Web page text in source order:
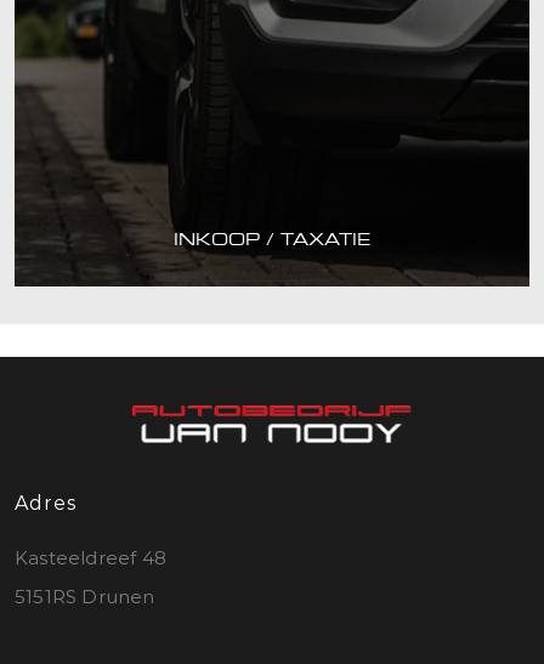
INKOOP / TAXATIE
Adres
Kasteeldreef 48
5151RS Drunen